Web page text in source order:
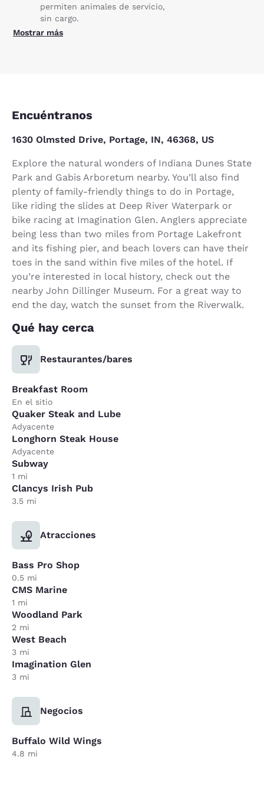
permiten animales de servicio,
sin cargo.
Mostrar más
Encuéntranos
1630 Olmsted Drive, Portage, IN, 46368, US
Explore the natural wonders of Indiana Dunes State
Park and Gabis Arboretum nearby. You’ll also find
plenty of family-friendly things to do in Portage,
like riding the slides at Deep River Waterpark or
bike racing at Imagination Glen. Anglers appreciate
being less than two miles from Portage Lakefront
and its fishing pier, and beach lovers can have their
toes in the sand within five miles of the hotel. If
you’re interested in local history, check out the
nearby John Dillinger Museum. For a great way to
end the day, watch the sunset from the Riverwalk.
Qué hay cerca
Restaurantes/bares
Breakfast Room
En el sitio
Quaker Steak and Lube
Adyacente
Longhorn Steak House
Adyacente
Subway
1 mi
Clancys Irish Pub
3.5 mi
Atracciones
Bass Pro Shop
0.5 mi
CMS Marine
1 mi
Woodland Park
2 mi
West Beach
3 mi
Imagination Glen
3 mi
Negocios
Buffalo Wild Wings
4.8 mi